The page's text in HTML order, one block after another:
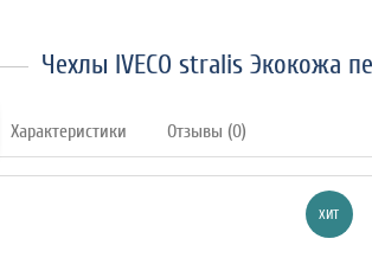
Чехлы IVECO stralis Экокожа
Характеристики Отзывы (0)
ХИТ